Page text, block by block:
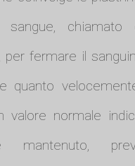
sangue, chiamato
per fermare il
quanto
valore normale
mantenuto,